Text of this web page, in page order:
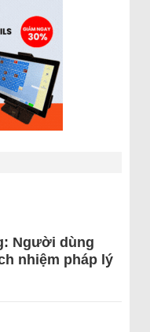
Người dùng
nhiệm pháp lý